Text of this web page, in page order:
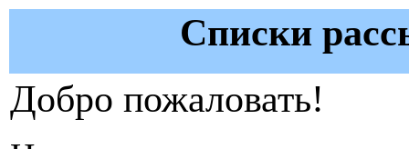
Списки
Добро пожаловать!